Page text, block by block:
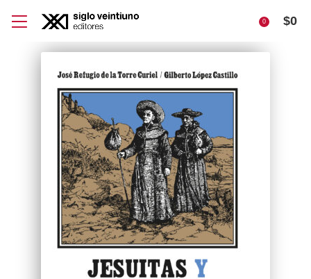
0 $0